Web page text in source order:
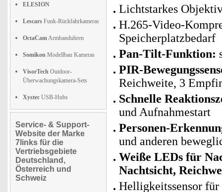
ELESION
Lescars Funk-Rückfahrkameras
OctaCamArmbanduhren
Somikon Modellbau Kameras
VisorTech Outdoor-
Überwachungskamera-Sets
Xystec USB-Hubs
Service- & Support-
Website der Marke
7links für die
Vertriebsgebiete
Deutschland,
Österreich und
Schweiz
Lichtstarkes
H.265-Video-
Speicherplatzbedarf
Pan-Tilt-Funktion:
PIR-
Reichweite, 3
Schnelle
und Aufnahmestart
Personen-
und anderen
Weiße LEDs für
Nachtsicht,
Helligkeitssensor